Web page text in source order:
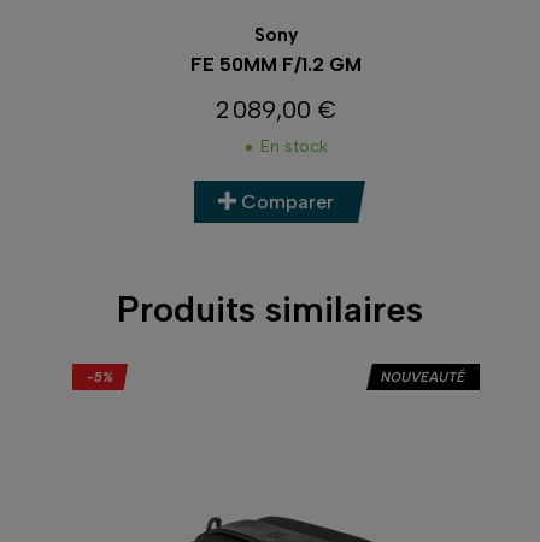
Sony
FE 50MM F/1.2 GM
Prix
2 089,00 €
En stock
Comparer
Produits similaires
-5% NOUVEAUTÉ